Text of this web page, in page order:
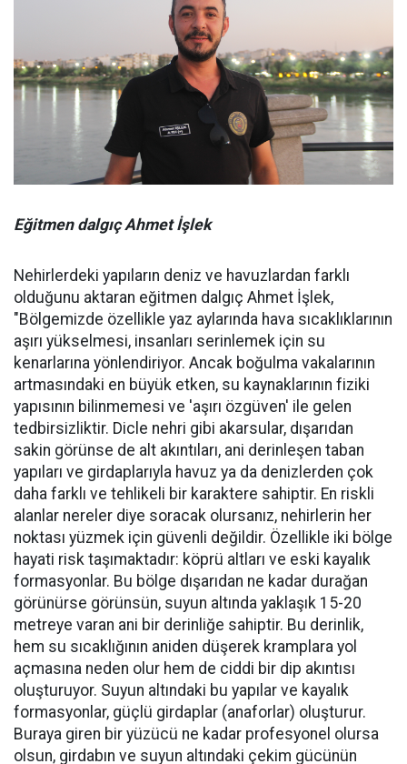
Eğitmen dalgıç Ahmet İşlek
Nehirlerdeki yapıların deniz ve havuzlardan farklı
olduğunu aktaran eğitmen dalgıç Ahmet İşlek,
"Bölgemizde özellikle yaz aylarında hava sıcaklıklarının
aşırı yükselmesi, insanları serinlemek için su
kenarlarına yönlendiriyor. Ancak boğulma vakalarının
artmasındaki en büyük etken, su kaynaklarının fiziki
yapısının bilinmemesi ve 'aşırı özgüven' ile gelen
tedbirsizliktir. Dicle nehri gibi akarsular, dışarıdan
sakin görünse de alt akıntıları, ani derinleşen taban
yapıları ve girdaplarıyla havuz ya da denizlerden çok
daha farklı ve tehlikeli bir karaktere sahiptir. En riskli
alanlar nereler diye soracak olursanız, nehirlerin her
noktası yüzmek için güvenli değildir. Özellikle iki bölge
hayati risk taşımaktadır: köprü altları ve eski kayalık
formasyonlar. Bu bölge dışarıdan ne kadar durağan
görünürse görünsün, suyun altında yaklaşık 15-20
metreye varan ani bir derinliğe sahiptir. Bu derinlik,
hem su sıcaklığının aniden düşerek kramplara yol
açmasına neden olur hem de ciddi bir dip akıntısı
oluşturuyor. Suyun altındaki bu yapılar ve kayalık
formasyonlar, güçlü girdaplar (anaforlar) oluşturur.
Buraya giren bir yüzücü ne kadar profesyonel olursa
olsun, girdabın ve suyun altındaki çekim gücünün